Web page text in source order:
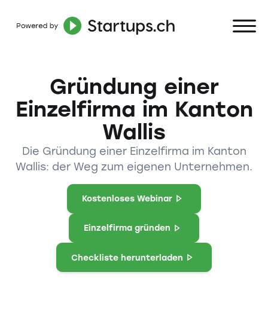
Gründung einer
Einzelfirma im Kanton
Wallis
Die Gründung einer Einzelfirma im Kanton
Wallis: der Weg zum eigenen Unternehmen.
Kostenloses Webinar
Einzelfirma gründen
Checkliste herunterladen